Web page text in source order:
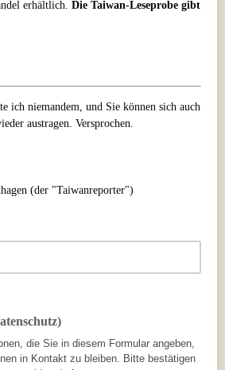
erhältlich. Die Taiwan-Leseprobe gibt
ich niemandem, und Sie können sich auch
austragen. Versprochen.
(der "Taiwanreporter")
die Sie in diesem Formular angeben,
in Kontakt zu bleiben. Bitte bestätigen